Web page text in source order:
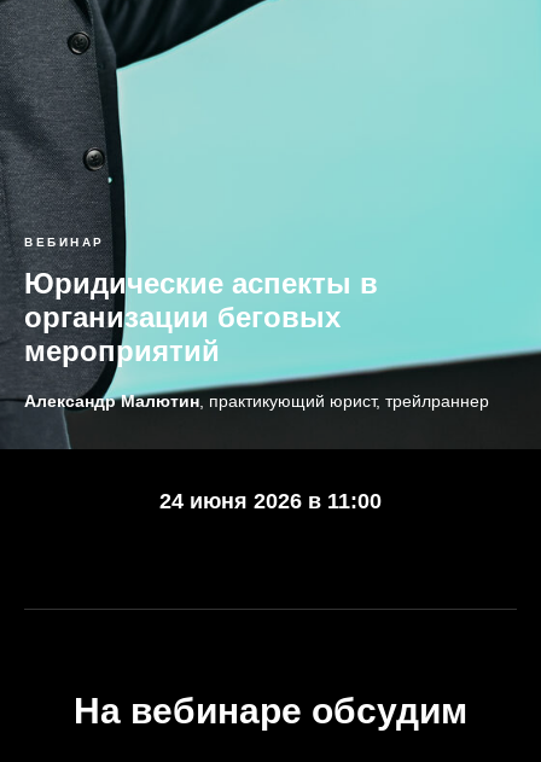
ВЕБИНАР
Юридические аспекты в
организации беговых
мероприятий
Александр Малютин , практикующий юрист, трейлраннер
24 июня 2026 в 11:00
На вебинаре обсудим